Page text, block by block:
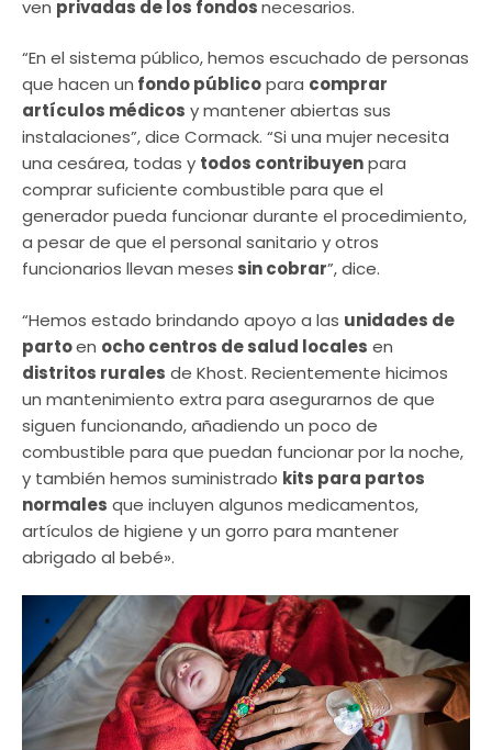
ven privadas de los fondosnecesarios.
“En el sistema público, hemos escuchado de personas
que hacen un fondo públicopara comprar
artículos médicos y mantener abiertas sus
instalaciones”, dice Cormack. “Si una mujer necesita
una cesárea, todas y todos contribuyenpara
comprar suficiente combustible para que el
generador pueda funcionar durante el procedimiento,
a pesar de que el personal sanitario y otros
funcionarios llevan meses sin cobrar”, dice.
“Hemos estado brindando apoyo a las unidades de
partoen ocho centros de salud locales en
distritos rurales de Khost. Recientemente hicimos
un mantenimiento extra para asegurarnos de que
siguen funcionando, añadiendo un poco de
combustible para que puedan funcionar por la noche,
y también hemos suministrado kits para partos
normales que incluyen algunos medicamentos,
artículos de higiene y un gorro para mantener
abrigado al bebé».